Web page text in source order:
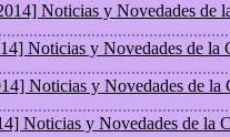
Noticias y Novedades de
Noticias y Novedades de la
Noticias y Novedades de la
Noticias y Novedades de la